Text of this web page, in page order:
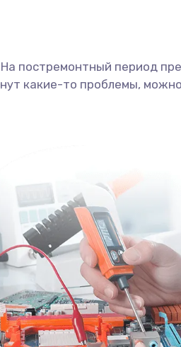
постремонтный период
какие-то проблемы,